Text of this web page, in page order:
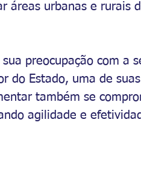
áreas urbanas e rurais
preocupação com a
do Estado, uma de
também se
agilidade e